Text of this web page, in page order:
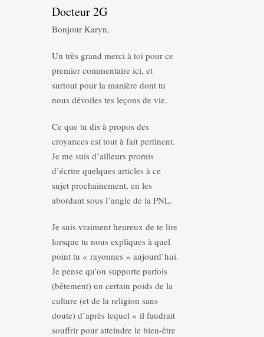
Docteur 2G
Bonjour Karyn,
Un très grand merci à toi pour ce
premier commentaire ici, et
surtout pour la manière dont tu
nous dévoiles tes leçons de vie.
Ce que tu dis à propos des
croyances est tout à fait pertinent.
Je me suis d’ailleurs promis
d’écrire quelques articles à ce
sujet prochainement, en les
abordant sous l’angle de la PNL.
Je suis vraiment heureux de te lire
lorsque tu nous expliques à quel
point tu « rayonnes » aujourd’hui.
Je pense qu’on supporte parfois
(bêtement) un certain poids de la
culture (et de la religion sans
doute) d’après lequel « il faudrait
souffrir pour atteindre le bien-être